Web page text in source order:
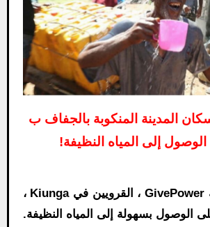
الوصول إلى المياه النظيفة!
ساعدت مؤسسة GivePower ، القرويين في Kiunga ،
الوصول بسهولة إلى المياه النظيفة.